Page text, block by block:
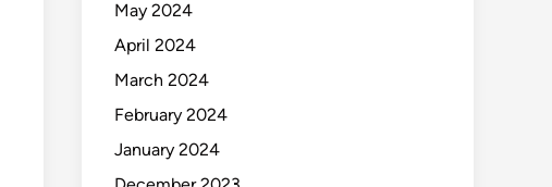
May 2024
April 2024
March 2024
February 2024
January 2024